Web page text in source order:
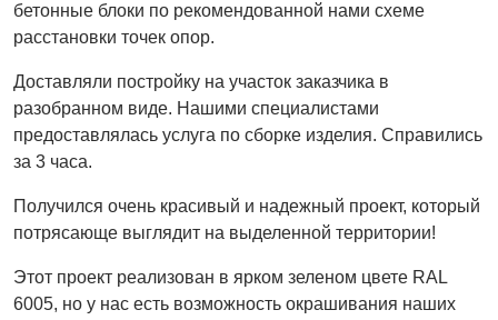
бетонные блоки по рекомендованной нами схеме
расстановки точек опор.
Доставляли постройку на участок заказчика в
разобранном виде. Нашими специалистами
предоставлялась услуга по сборке изделия. Справились
за 3 часа.
Получился очень красивый и надежный проект, который
потрясающе выглядит на выделенной территории!
Этот проект реализован в ярком зеленом цвете RAL
6005, но у нас есть возможность окрашивания наших